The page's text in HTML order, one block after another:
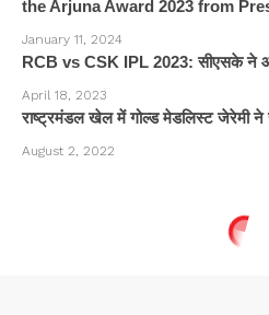
the Arjuna Award 2023 from
January 11, 2024
RCB vs CSK IPL 2023: सीएसके ने
April 18, 2023
राष्ट्रमंडल खेल में गोल्ड मेडलिस्ट जेरेमी ने
August 2, 2022